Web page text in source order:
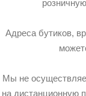
Адреса бутиков,
Мы не
на дистанционную